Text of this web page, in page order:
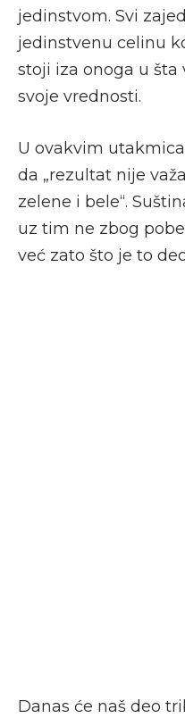
jedinstvom. Svi
jedinstvenu celinu
stoji iza onoga u
svoje vrednosti.
U ovakvim
da „rezultat nije
zelene i bele“.
uz tim ne zbog
već zato što je to
Danas će naš deo